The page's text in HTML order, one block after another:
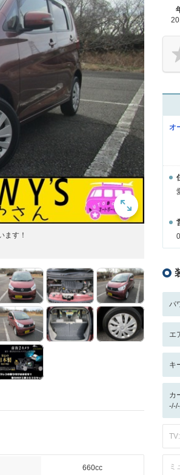
ます！
660cc
オ
パ
エ
キ
カ
ミ